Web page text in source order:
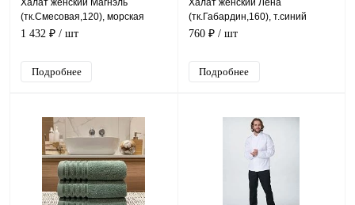
Халат женский Магнэль
(тк.Смесовая,120), морская
волна
1 432 ₽ / шт
Подробнее
Халат женский Лена
(тк.Габардин,160), т.синий
760 ₽ / шт
Подробнее